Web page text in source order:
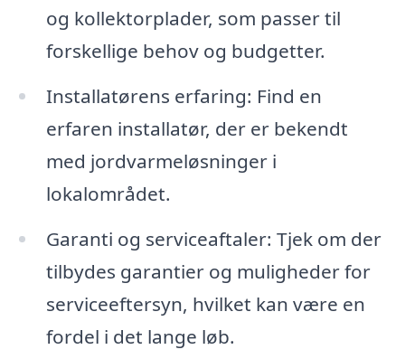
og kollektorplader, som passer til
forskellige behov og budgetter.
Installatørens erfaring: Find en
erfaren installatør, der er bekendt
med jordvarmeløsninger i
lokalområdet.
Garanti og serviceaftaler: Tjek om der
tilbydes garantier og muligheder for
serviceeftersyn, hvilket kan være en
fordel i det lange løb.